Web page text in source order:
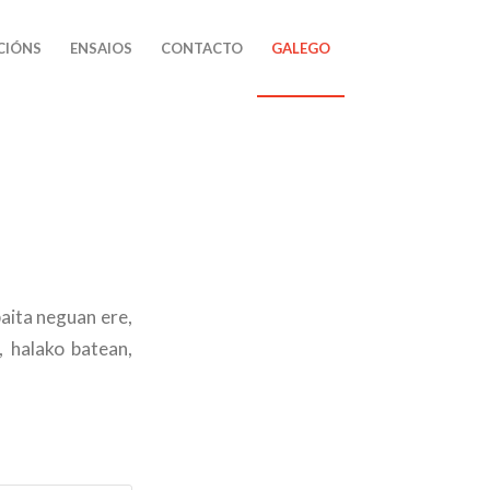
ENSAIOS CONTACTO GALEGO
neguan ere,
batean,